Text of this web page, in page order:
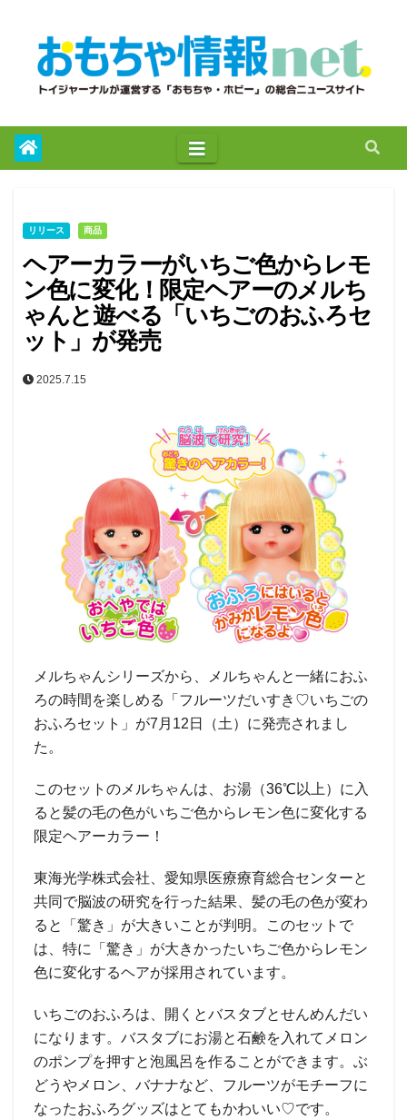
リリース 商品
ヘアーカラーがいちご色からレモ
ン色に変化！限定ヘアーのメルち
ゃんと遊べる「いちごのおふろセ
ット」が発売
2025.7.15
メルちゃんシリーズから、メルちゃんと一緒におふ
ろの時間を楽しめる「フルーツだいすき♡いちごの
おふろセット」が7月12日（土）に発売されまし
た。
このセットのメルちゃんは、お湯（36℃以上）に入
ると髪の毛の色がいちご色からレモン色に変化する
限定ヘアーカラー！
東海光学株式会社、愛知県医療療育総合センターと
共同で脳波の研究を行った結果、髪の毛の色が変わ
ると「驚き」が大きいことが判明。このセットで
は、特に「驚き」が大きかったいちご色からレモン
色に変化するヘアが採用されています。
いちごのおふろは、開くとバスタブとせんめんだい
になります。バスタブにお湯と石鹸を入れてメロン
のポンプを押すと泡風呂を作ることができます。ぶ
どうやメロン、バナナなど、フルーツがモチーフに
なったおふろグッズはとてもかわいい♡です。